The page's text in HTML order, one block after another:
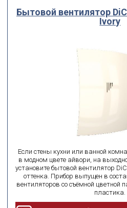
Бытовой вентилятор
Ivory
Если стены кухни или ванной
в модном цвете айвори, на
установите бытовой вентилятор
оттенка. Прибор выпущен в
вентиляторов со съёмной цветной
пластика.